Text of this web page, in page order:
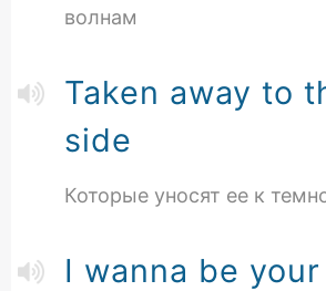
волнам
Taken away to
side
Которые уносят ее к
I wanna be